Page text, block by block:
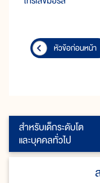
สำหรับเด็กระดับโต
และบุคคลทั่วไป
หัวข้อก่อนหน้า